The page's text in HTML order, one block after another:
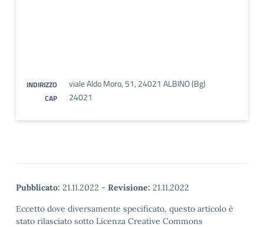
INDIRIZZO viale Aldo Moro, 51, 24021 ALBINO (Bg)
CAP 24021
Pubblicato: 21.11.2022 - Revisione: 21.11.2022
Eccetto dove diversamente specificato, questo articolo è
stato rilasciato sotto Licenza Creative Commons